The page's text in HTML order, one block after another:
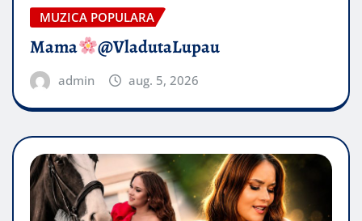
MUZICA POPULARA
Mama @VladutaLupau
admin aug. 5, 2026